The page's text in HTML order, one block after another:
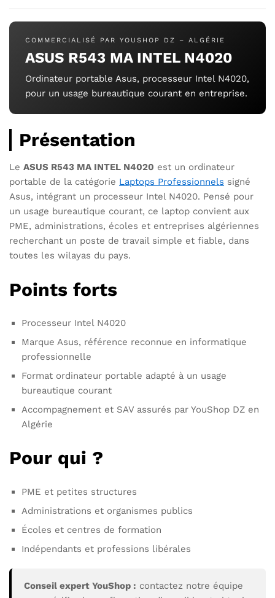
COMMERCIALISÉ PAR YOUSHOP DZ – ALGÉRIE
ASUS R543 MA INTEL N4020
Ordinateur portable Asus, processeur Intel N4020,
pour un usage bureautique courant en entreprise.
Présentation
Le ASUS R543 MA INTEL N4020 est un ordinateur
portable de la catégorie Laptops Professionnels signé
Asus, intégrant un processeur Intel N4020. Pensé pour
un usage bureautique courant, ce laptop convient aux
PME, administrations, écoles et entreprises algériennes
recherchant un poste de travail simple et fiable, dans
toutes les wilayas du pays.
Points forts
Processeur Intel N4020
Marque Asus, référence reconnue en informatique
professionnelle
Format ordinateur portable adapté à un usage
bureautique courant
Accompagnement et SAV assurés par YouShop DZ en
Algérie
Pour qui ?
PME et petites structures
Administrations et organismes publics
Écoles et centres de formation
Indépendants et professions libérales
Conseil expert YouShop : contactez notre équipe